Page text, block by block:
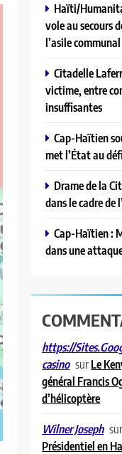
Haïti/
vole au secours
l’asile communal
Citadelle
victime, entre
insuffisantes
Cap-Haïtien
met l’État au
Drame de la
dans le cadre de
Cap-Haïtien :
dans une
https://
casino surLe
général Francis
d’hélicoptère
Wilner Joseph sur
Présidentiel en